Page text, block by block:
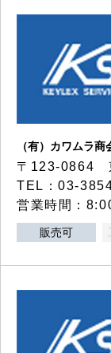
（有）カワムラ商
〒123-0864
TEL：03-
営業時間：
販売可